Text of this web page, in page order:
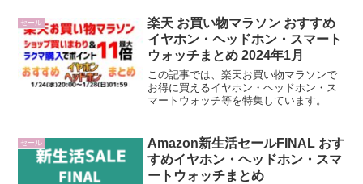
の基本情報内容詳細キャンペーン名楽天
スーパーSA...
セール
楽天 お買い物マラソン おすすめ
イヤホン・ヘッドホン・スマート
ウォッチまとめ 2024年1月
この記事では、楽天お買い物マラソンで
お得に買えるイヤホン・ヘッドホン・ス
マートウォッチ等を特集しています。
セール
Amazon新生活セールFINAL おす
すめイヤホン・ヘッドホン・スマ
ートウォッチまとめ